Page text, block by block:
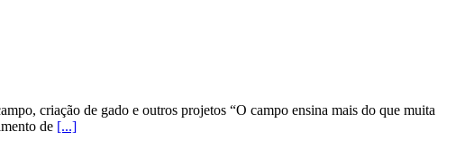
criação de gado e outros projetos “O campo ensina mais do que muita
de [...]